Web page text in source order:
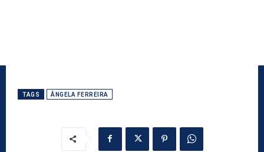
TAGS ÂNGELA FERREIRA